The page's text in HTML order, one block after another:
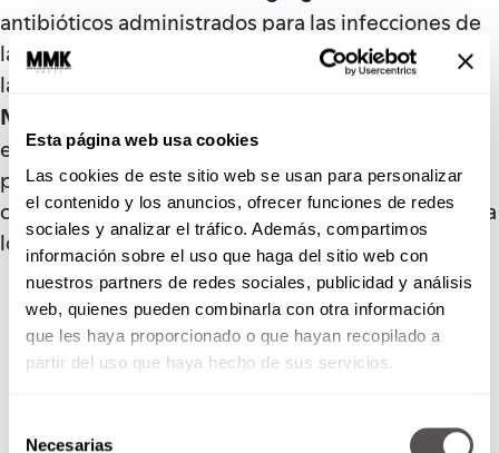
Esta página web usa cookies
Las cookies de este sitio web se usan para personalizar
el contenido y los anuncios, ofrecer funciones de redes
sociales y analizar el tráfico. Además, compartimos
información sobre el uso que haga del sitio web con
nuestros partners de redes sociales, publicidad y análisis
web, quienes pueden combinarla con otra información
que les haya proporcionado o que hayan recopilado a
partir del uso que haya hecho de sus servicios.
Necesarias
antibióticos administrados para las infecciones de
las vías respiratorias superiores multiplican por 2.6
la incidencia de la otitis media aguda.
Microbiota pulmonar:
espectro utilizados para tratar las infecciones
pulmonares se consideran uno de los principales
contribuyentes a la carga general de la resistencia a
los antibióticos.